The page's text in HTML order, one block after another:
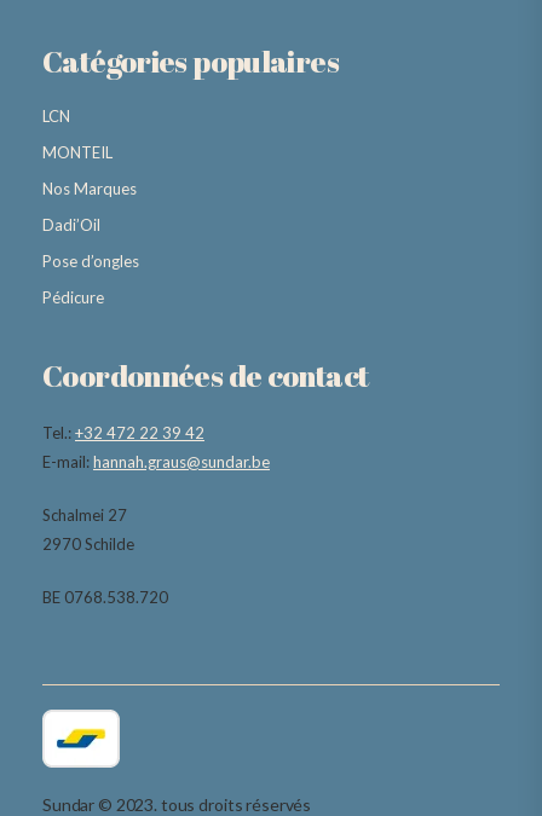
Catégories populaires
LCN
MONTEIL
Nos Marques
Dadi’Oil
Pose d’ongles
Pédicure
Coordonnées de contact
Tel.:+32 472 22 39 42
E-mail:hannah.graus@sundar.be
Schalmei 27
2970 Schilde
BE 0768.538.720
Sundar © 2023. tous droits réservés